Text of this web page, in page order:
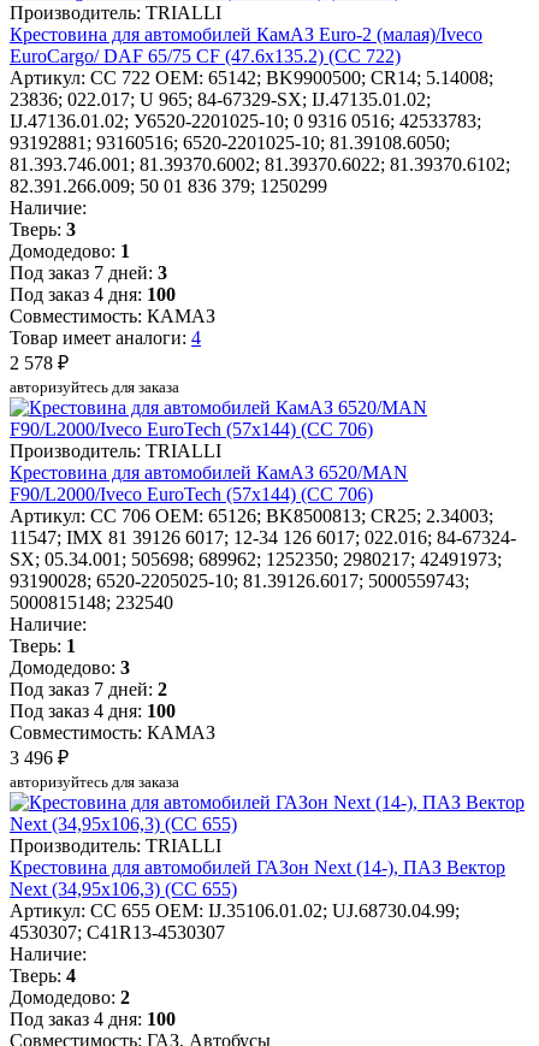
Производитель: TRIALLI
Крестовина для автомобилей КамАЗ Euro-2 (малая)/Iveco
EuroCargo/ DAF 65/75 CF (47.6x135.2) (CC 722)
Артикул: CC 722 OEM: 65142; BK9900500; CR14; 5.14008;
23836; 022.017; U 965; 84-67329-SX; IJ.47135.01.02;
IJ.47136.01.02; У6520-2201025-10; 0 9316 0516; 42533783;
93192881; 93160516; 6520-2201025-10; 81.39108.6050;
81.393.746.001; 81.39370.6002; 81.39370.6022; 81.39370.6102;
82.391.266.009; 50 01 836 379; 1250299
Наличие:
Тверь: 3
Домодедово: 1
Под заказ 7 дней: 3
Под заказ 4 дня: 100
Совместимость: КАМАЗ
Товар имеет аналоги: 4
2 578 ₽
авторизуйтесь для заказа
Производитель: TRIALLI
Крестовина для автомобилей КамАЗ 6520/MAN
F90/L2000/Iveco EuroTech (57x144) (CC 706)
Артикул: CC 706 OEM: 65126; BK8500813; CR25; 2.34003;
11547; IMX 81 39126 6017; 12-34 126 6017; 022.016; 84-67324-
SX; 05.34.001; 505698; 689962; 1252350; 2980217; 42491973;
93190028; 6520-2205025-10; 81.39126.6017; 5000559743;
5000815148; 232540
Наличие:
Тверь: 1
Домодедово: 3
Под заказ 7 дней: 2
Под заказ 4 дня: 100
Совместимость: КАМАЗ
3 496 ₽
авторизуйтесь для заказа
Производитель: TRIALLI
Крестовина для автомобилей ГАЗон Next (14-), ПАЗ Вектор
Next (34,95х106,3) (CC 655)
Артикул: CC 655 OEM: IJ.35106.01.02; UJ.68730.04.99;
4530307; C41R13-4530307
Наличие:
Тверь: 4
Домодедово: 2
Под заказ 4 дня: 100
Совместимость: ГАЗ, Автобусы